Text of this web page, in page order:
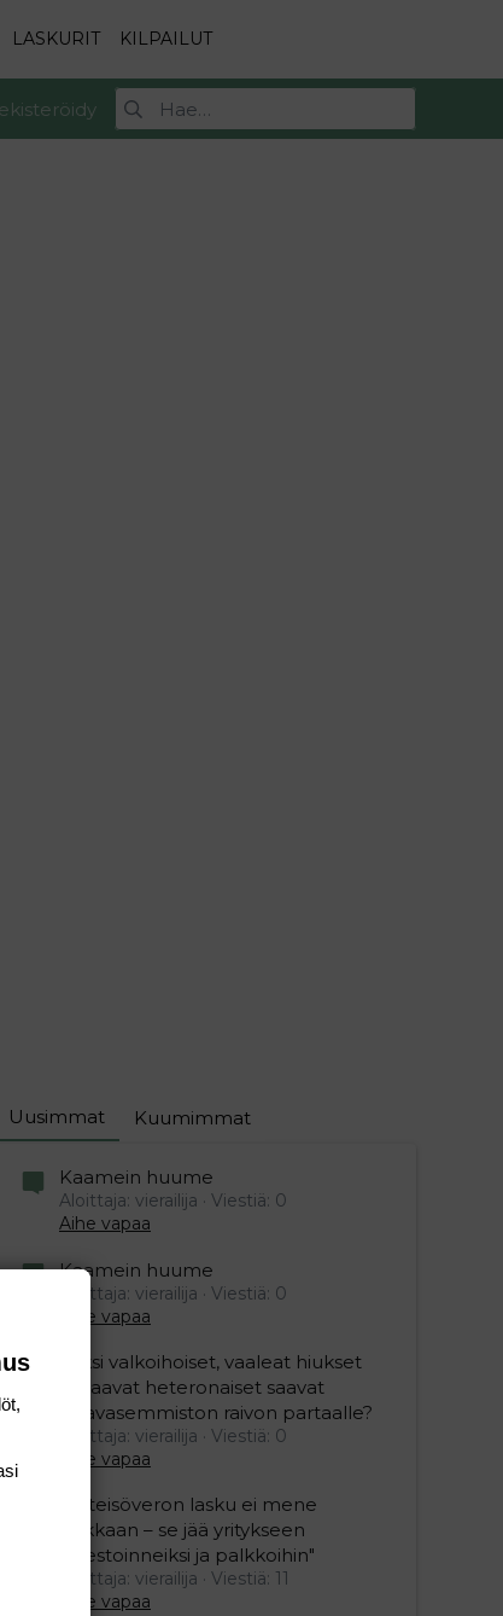
LASKURIT KILPAILUT
Uusimmat Kuumimmat
Kaamein huume
Aloittaja: vierailija
Viestiä: 0
Aihe vapaa
Kaamein huume
Aloittaja: vierailija
Viestiä: 0
Aihe vapaa
Miksi valkoihoiset, vaaleat hiukset
omaavat heteronaiset saavat
vihavasemmiston raivon partaalle?
Aloittaja: vierailija
Viestiä: 0
Aihe vapaa
"Yhteisöveron lasku ei mene
hukkaan – se jää yritykseen
investoinneiksi ja palkkoihin"
Aloittaja: vierailija
Viestiä: 11
Aihe vapaa